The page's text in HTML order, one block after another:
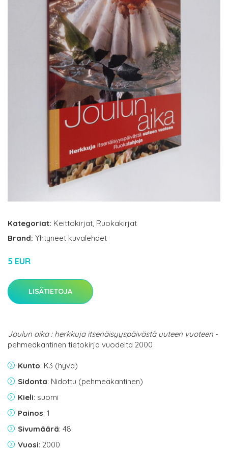
Kategoriat: Keittokirjat, Ruokakirjat
Brand: Yhtyneet kuvalehdet
5 EUR
LISÄTIETOJA
Joulun aika : herkkuja itsenäisyyspäivästä uuteen vuoteen -
pehmeäkantinen tietokirja vuodelta 2000
Kunto: K3 (hyvä)
Sidonta: Nidottu (pehmeäkantinen)
Kieli: suomi
Painos: 1
Sivumäärä: 48
Vuosi: 2000